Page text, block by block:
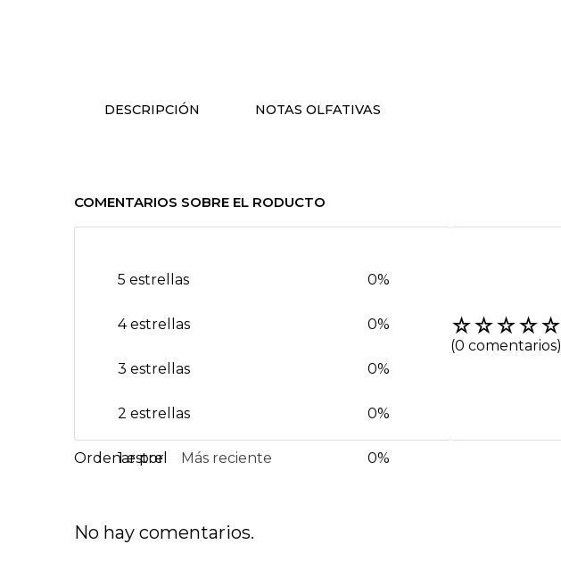
DESCRIPCIÓN NOTAS OLFATIVAS
COMENTARIOS SOBRE EL RODUCTO
☆☆☆☆
(0 comentarios)
5 estrellas 0%
4 estrellas 0%
3 estrellas 0%
2 estrellas 0%
1 estrella 0%
Más reciente
No hay comentarios.